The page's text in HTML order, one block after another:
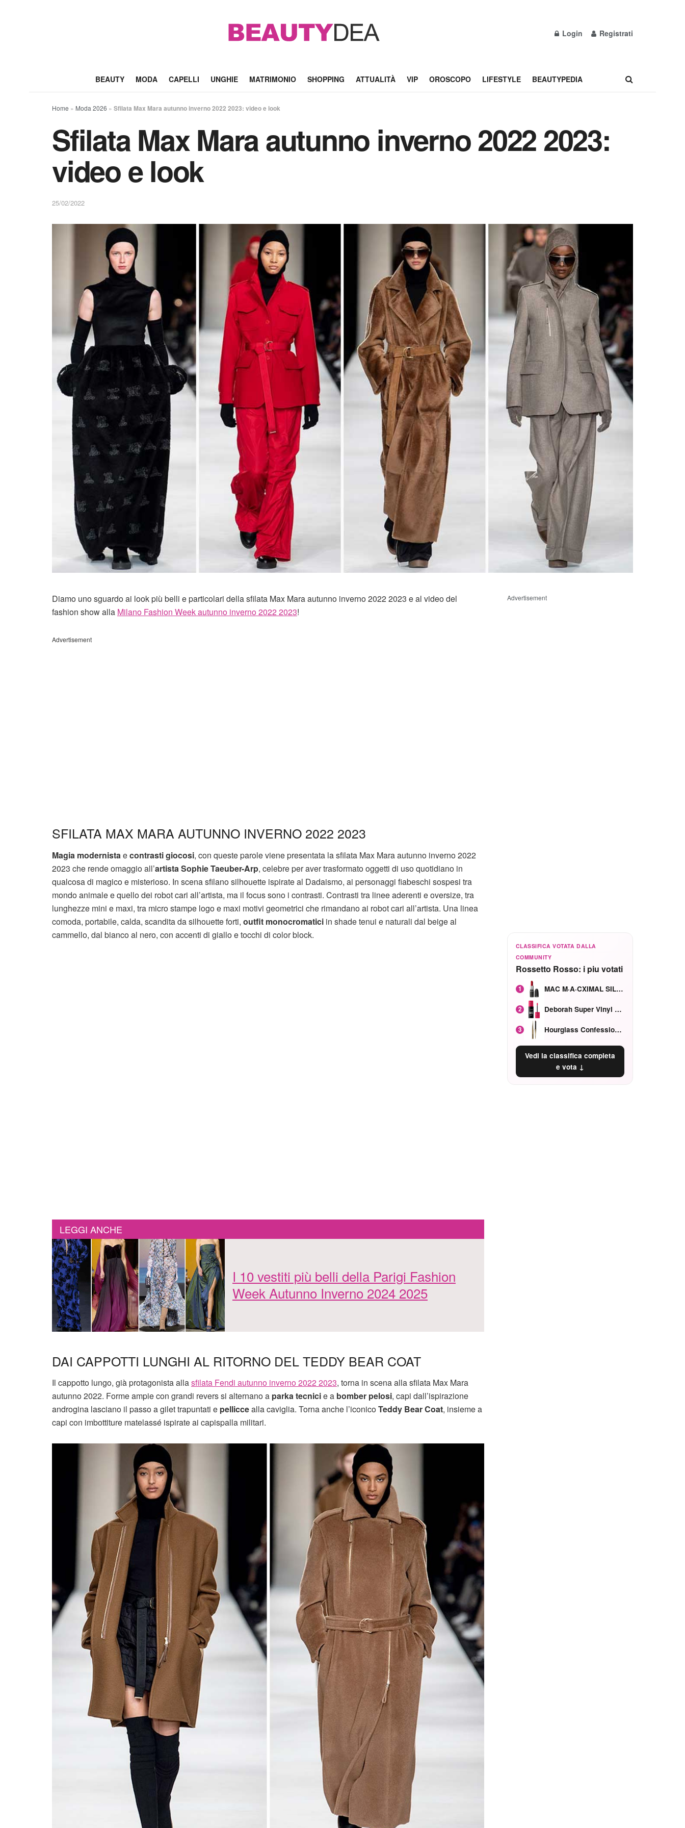
Login Registrati
BEAUTY MODA CAPELLI UNGHIE MATRIMONIO SHOPPING ATTUALITÀ VIP OROSCOPO LIFESTYLE BEAUTYPEDIA
Home » Moda 2026 » Sfilata Max Mara autunno inverno 2022 2023: video e look
Sfilata Max Mara autunno inverno 2022 2023:
video e look
25/02/2022
Diamo uno sguardo ai look più belli e particolari della sfilata Max Mara autunno inverno 2022 2023 e al video del
fashion show alla Milano Fashion Week autunno inverno 2022 2023!
Advertisement
SFILATA MAX MARA AUTUNNO INVERNO 2022 2023
Magia modernistaecontrasti giocosi, con queste parole viene presentata la sfilata Max Mara autunno inverno 2022
2023 che rende omaggio all’artista Sophie Taeuber-Arp, celebre per aver trasformato oggetti di uso quotidiano in
qualcosa di magico e misterioso. In scena sfilano silhouette ispirate al Dadaismo, ai personaggi fiabeschi sospesi tra
mondo animale e quello dei robot cari all’artista, ma il focus sono i contrasti. Contrasti tra linee aderenti e oversize, tra
lunghezze mini e maxi, tra micro stampe logo e maxi motivi geometrici che rimandano ai robot cari all’artista. Una linea
comoda, portabile, calda, scandita da silhouette forti, outfit monocromatici in shade tenui e naturali dal beige al
cammello, dal bianco al nero, con accenti di giallo e tocchi di color block.
LEGGI ANCHE
I 10 vestiti più belli della Parigi Fashion
Week Autunno Inverno 2024 2025
DAI CAPPOTTI LUNGHI AL RITORNO DEL TEDDY BEAR COAT
Il cappotto lungo, già protagonista allasfilata Fendi autunno inverno 2022 2023, torna in scena alla sfilata Max Mara
autunno 2022. Forme ampie con grandi revers si alternano a parka tecnicie a bomber pelosi, capi dall’ispirazione
androgina lasciano il passo a gilet trapuntati e pelliccealla caviglia. Torna anche l’iconicoTeddy Bear Coat, insieme a
capi con imbottiture matelassé ispirate ai capispalla militari.
Advertisement
CLASSIFICA VOTATA DALLA
COMMUNITY
Rossetto Rosso: i piu votati
1 MAC M·A·CXIMAL SILKY MATTE Red Rock mat
2 Deborah Super Vinyl Shake Rosa Ciliegia
3 Hourglass Confession Ricaricabile Ultra Preciso Ad Alta Intensità Secretly Classic Red
Vedi la classifica completa
e vota ↓